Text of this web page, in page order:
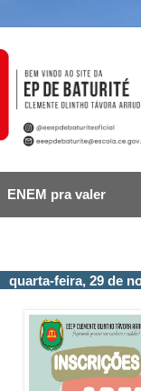
ENEM pra valer
quarta-feira, 29 de